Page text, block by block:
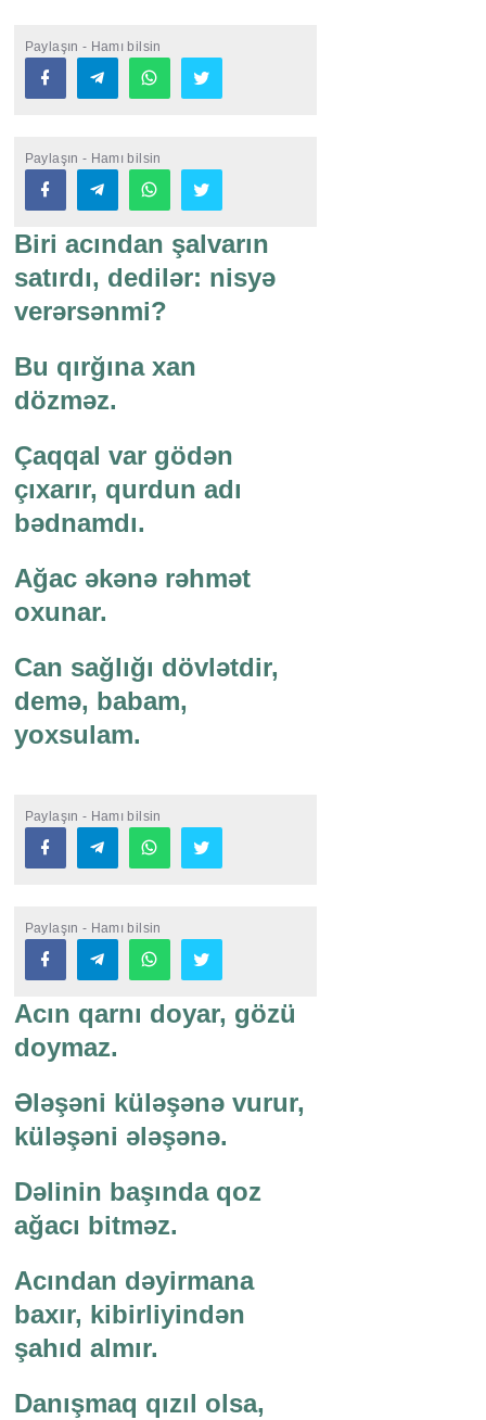
Paylaşın - Hamı bilsin
Paylaşın - Hamı bilsin
Biri acından şalvarın
satırdı, dedilər: nisyə
verərsənmi?
Bu qırğına xan
dözməz.
Çaqqal var gödən
çıxarır, qurdun adı
bədnamdı.
Ağac əkənə rəhmət
oxunar.
Can sağlığı dövlətdir,
demə, babam,
yoxsulam.
Paylaşın - Hamı bilsin
Paylaşın - Hamı bilsin
Acın qarnı doyar, gözü
doymaz.
Ələşəni küləşənə vurur,
küləşəni ələşənə.
Dəlinin başında qoz
ağacı bitməz.
Acından dəyirmana
baxır, kibirliyindən
şahıd almır.
Danışmaq qızıl olsa,